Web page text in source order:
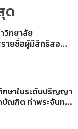
ด
วิทยาลัย
รายชื่อผู้มีสิทธิสอบ
าลัย (คณะ
การ ตำแหน่ง นัก
กษาในระดับปริญญา
บัณฑิต ท่าพระจันทร์